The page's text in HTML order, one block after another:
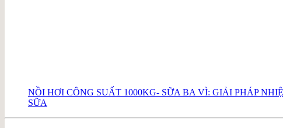
NỒI HƠI CÔNG SUẤT 1000KG- SỮA BA VÌ: GIẢI PHÁP
SỮA